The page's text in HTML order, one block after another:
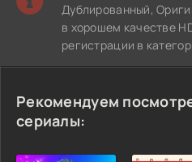
Дублированный,
в хорошем качестве
регистрации в
Рекомендуем
сериалы: